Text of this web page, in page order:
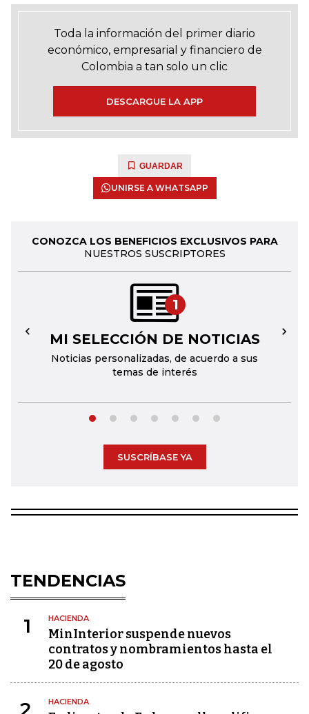
Toda la información del primer diario
económico, empresarial y financiero de
Colombia a tan solo un clic
DESCARGUE LA APP
GUARDAR
UNIRSE A WHATSAPP
CONOZCA LOS BENEFICIOS EXCLUSIVOS PARA
NUESTROS SUSCRIPTORES
1
MI SELECCIÓN DE NOTICIAS
Noticias personalizadas, de acuerdo a sus
temas de interés
← →
SUSCRÍBASE YA
TENDENCIAS
1 HACIENDA
MinInterior suspende nuevos
contratos y nombramientos hasta el
20 de agosto
2 HACIENDA